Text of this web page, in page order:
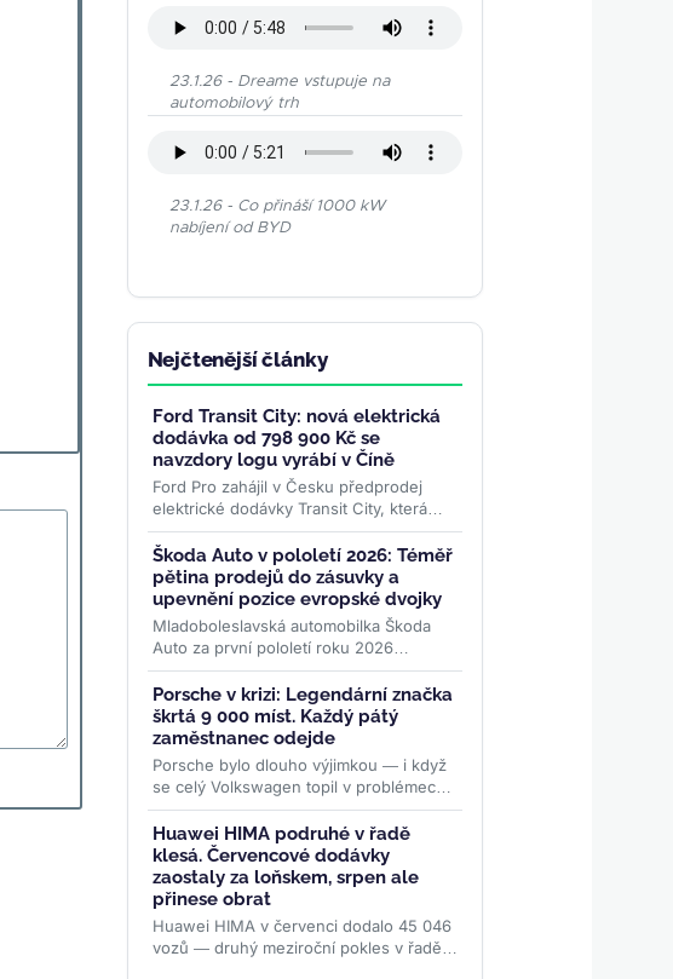
23.1.26 - Dreame vstupuje na
automobilový trh
23.1.26 - Co přináší 1000 kW
nabíjení od BYD
Nejčtenější články
Ford Transit City: nová elektrická
dodávka od 798 900 Kč se
navzdory logu vyrábí v Číně
Ford Pro zahájil v Česku předprodej
elektrické dodávky Transit City, která
startuje na 798 900 Kč bez DPH a v
městském provozu ujede až 381...>>
Škoda Auto v pololetí 2026: Téměř
pětina prodejů do zásuvky a
upevnění pozice evropské dvojky
Mladoboleslavská automobilka Škoda
Auto za první pololetí roku 2026
vykázala rekordní dodávky elektromobilů
a solidní finanční výsledky....>>
Porsche v krizi: Legendární značka
škrtá 9 000 míst. Každý pátý
zaměstnanec odejde
Porsche bylo dlouho výjimkou — i když
se celý Volkswagen topil v problémech,
sportovní značka držela marže. Teď
padá s ostatními. Do...>>
Huawei HIMA podruhé v řadě
klesá. Červencové dodávky
zaostaly za loňskem, srpen ale
přinese obrat
Huawei HIMA v červenci dodalo 45 046
vozů — druhý meziroční pokles v řadě.